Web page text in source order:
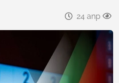
24 апр